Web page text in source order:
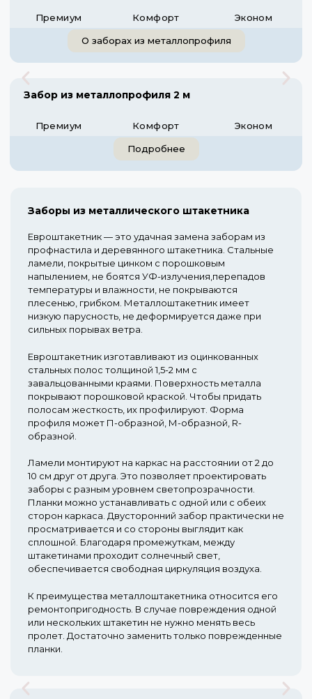
Премиум Комфорт Эконом
О заборах из металлопрофиля
Забор из металлопрофиля 2 м
Премиум Комфорт Эконом
Подробнее
Заборы из металлического штакетника
Евроштакетник — это удачная замена заборам из
профнастила и деревянного штакетника. Стальные
ламели, покрытые цинком с порошковым
напылением, не боятся УФ-излучения,перепадов
температуры и влажности, не покрываются
плесенью, грибком. Металлоштакетник имеет
низкую парусность, не деформируется даже при
сильных порывах ветра.
Евроштакетник изготавливают из оцинкованных
стальных полос толщиной 1,5-2 мм с
завальцованными краями. Поверхность металла
покрывают порошковой краской. Чтобы придать
полосам жесткость, их профилируют. Форма
профиля может П-образной, М-образной, R-
образной.
Ламели монтируют на каркас на расстоянии от 2 до
10 см друг от друга. Это позволяет проектировать
заборы с разным уровнем светопрозрачности.
Планки можно устанавливать с одной или с обеих
сторон каркаса. Двусторонний забор практически не
просматривается и со стороны выглядит как
сплошной. Благодаря промежуткам, между
штакетинами проходит солнечный свет,
обеспечивается свободная циркуляция воздуха.
К преимущества металлоштакетника относится его
ремонтопригодность. В случае повреждения одной
или нескольких штакетин не нужно менять весь
пролет. Достаточно заменить только поврежденные
планки.